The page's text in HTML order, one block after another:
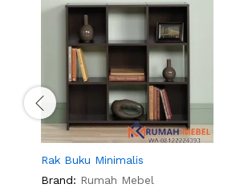
Rak Buku Minimalis
Brand: Rumah Mebel